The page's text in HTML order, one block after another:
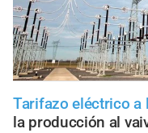
Tarifazo eléctrico a
la producción al